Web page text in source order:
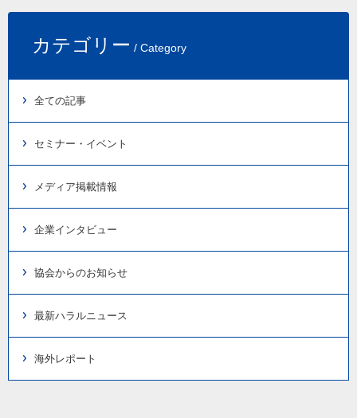
カテゴリー / Category
全ての記事
セミナー・イベント
メディア掲載情報
企業インタビュー
協会からのお知らせ
最新ハラルニュース
海外レポート